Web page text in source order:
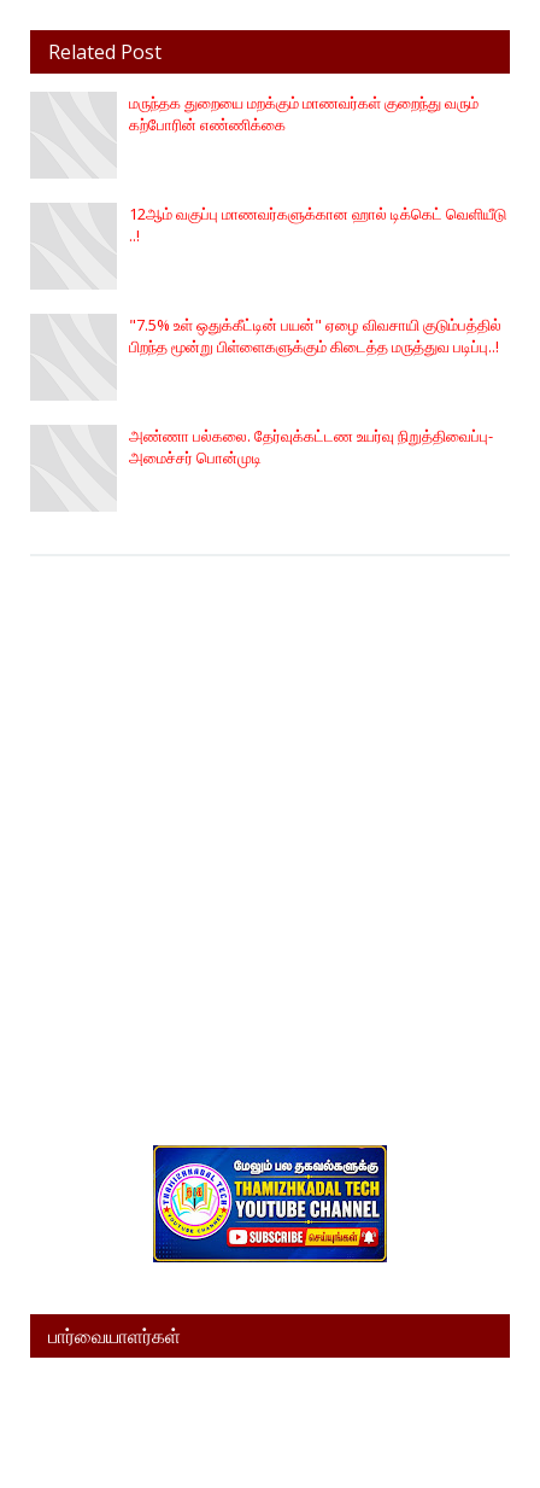
Related Post
மருந்தக துறையை மறக்கும் மாணவர்கள் குறைந்து வரும்
கற்போரின் எண்ணிக்கை
12ஆம் வகுப்பு மாணவர்களுக்கான ஹால் டிக்கெட் வெளியீடு
..!
"7.5% உள் ஒதுக்கீட்டின் பயன்" ஏழை விவசாயி குடும்பத்தில்
பிறந்த மூன்று பிள்ளைகளுக்கும் கிடைத்த மருத்துவ படிப்பு..!
அண்ணா பல்கலை. தேர்வுக்கட்டண உயர்வு நிறுத்திவைப்பு-
அமைச்சர் பொன்முடி
பார்வையாளர்கள்